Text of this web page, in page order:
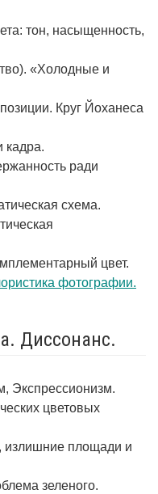
тон, насыщенность,
«Холодные и
Круг Йоханеса
кадра.
ради
схема.
цвет.
фотографии.
Диссонанс.
Экспрессионизм.
цветовых
излишние площади и
зеленого.